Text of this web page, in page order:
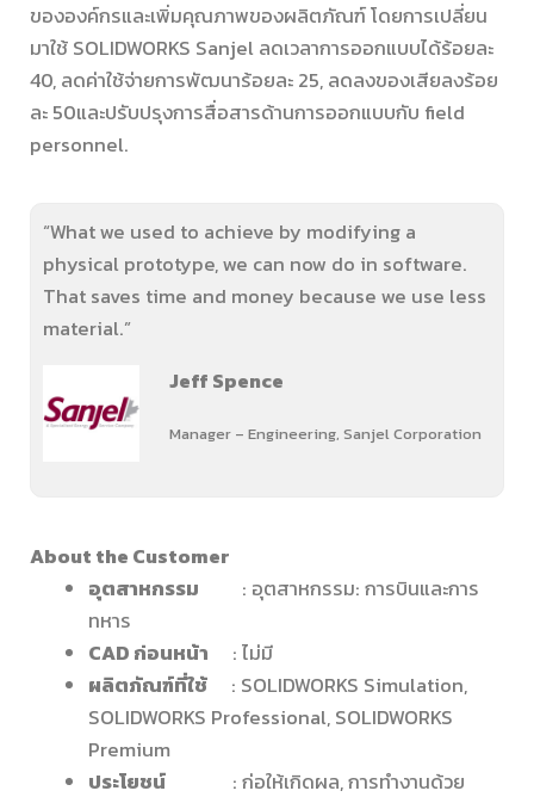
ขององค์กรและเพิ่มคุณภาพของผลิตภัณฑ์ โดยการเปลี่ยน
มาใช้ SOLIDWORKS Sanjel ลดเวลาการออกแบบได้ร้อยละ
40, ลดค่าใช้จ่ายการพัฒนาร้อยละ 25, ลดลงของเสียลงร้อย
ละ 50และปรับปรุงการสื่อสารด้านการออกแบบกับ field
personnel.
“What we used to achieve by modifying a
physical prototype, we can now do in software.
That saves time and money because we use less
material.”
Jeff Spence
Manager – Engineering, Sanjel Corporation
About the Customer
อุตสาหกรรม : อุตสาหกรรม: การบินและการ
ทหาร
CAD ก่อนหน้า : ไม่มี
ผลิตภัณฑ์ที่ใช้ : SOLIDWORKS Simulation,
SOLIDWORKS Professional, SOLIDWORKS
Premium
ประโยชน์ : ก่อให้เกิดผล, การทำงานด้วย